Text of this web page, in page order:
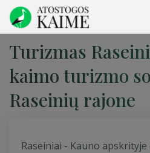
Turizmas
kaimo turizmo
Raseinių rajone
Raseiniai - Kauno